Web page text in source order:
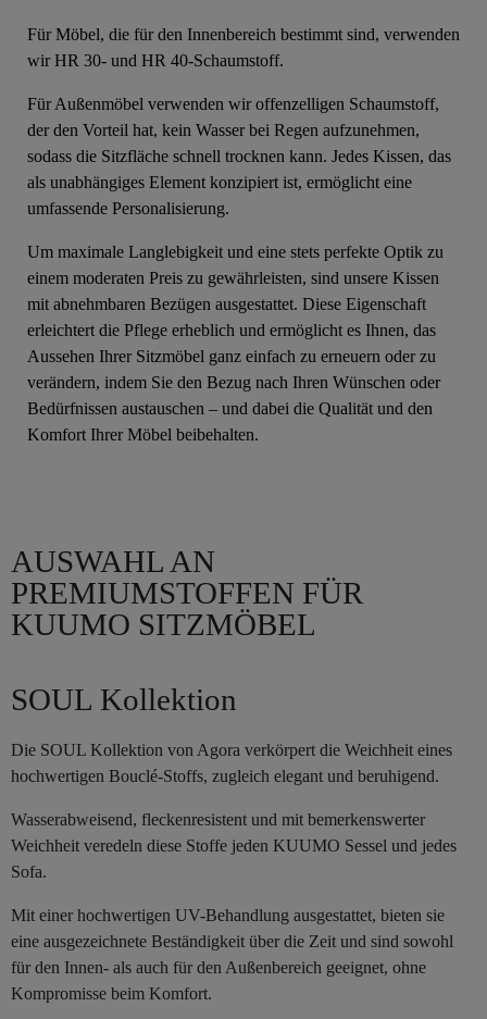
Für Möbel, die für den Innenbereich bestimmt sind, verwenden
wir HR 30- und HR 40-Schaumstoff.
Für Außenmöbel verwenden wir offenzelligen Schaumstoff,
der den Vorteil hat, kein Wasser bei Regen aufzunehmen,
sodass die Sitzfläche schnell trocknen kann. Jedes Kissen, das
als unabhängiges Element konzipiert ist, ermöglicht eine
umfassende Personalisierung.
Um maximale Langlebigkeit und eine stets perfekte Optik zu
einem moderaten Preis zu gewährleisten, sind unsere Kissen
mit abnehmbaren Bezügen ausgestattet. Diese Eigenschaft
erleichtert die Pflege erheblich und ermöglicht es Ihnen, das
Aussehen Ihrer Sitzmöbel ganz einfach zu erneuern oder zu
verändern, indem Sie den Bezug nach Ihren Wünschen oder
Bedürfnissen austauschen – und dabei die Qualität und den
Komfort Ihrer Möbel beibehalten.
AUSWAHL AN
PREMIUMSTOFFEN FÜR
KUUMO SITZMÖBEL
SOUL Kollektion
Die SOUL Kollektion von Agora verkörpert die Weichheit eines
hochwertigen Bouclé-Stoffs, zugleich elegant und beruhigend.
Wasserabweisend, fleckenresistent und mit bemerkenswerter
Weichheit veredeln diese Stoffe jeden KUUMO Sessel und jedes
Sofa.
Mit einer hochwertigen UV-Behandlung ausgestattet, bieten sie
eine ausgezeichnete Beständigkeit über die Zeit und sind sowohl
für den Innen- als auch für den Außenbereich geeignet, ohne
Kompromisse beim Komfort.